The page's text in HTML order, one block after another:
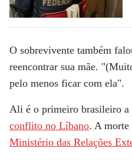
O sobrevivente também
reencontrar sua mãe.
pelo menos ficar com ela".
Ali é o primeiro brasileiro a
conflito no Líbano. A
Ministério das Relações